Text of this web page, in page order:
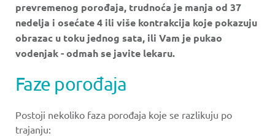
prevremenog porođaja, trudnoća je manja od 37
nedelja i osećate 4 ili više kontrakcija koje pokazuju
obrazac u toku jednog sata, ili Vam je pukao
vodenjak - odmah se javite lekaru.
Faze porođaja
Postoji nekoliko faza porođaja koje se razlikuju po
trajanju: